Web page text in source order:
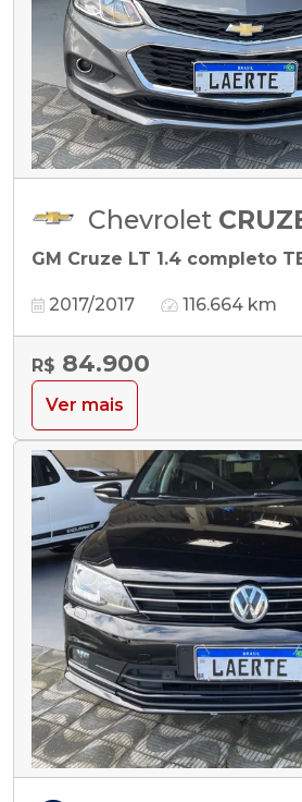
Chevrolet
GM Cruze LT 1.4 completo
2017/2017 116.664 km
R$ 84.900
Ver mais